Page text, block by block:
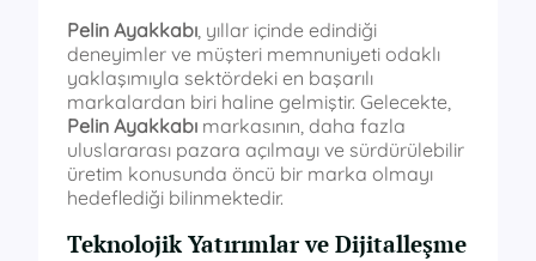
Pelin Ayakkabı , yıllar içinde edindiği
deneyimler ve müşteri memnuniyeti odaklı
yaklaşımıyla sektördeki en başarılı
markalardan biri haline gelmiştir. Gelecekte,
Pelin Ayakkabı markasının, daha fazla
uluslararası pazara açılmayı ve sürdürülebilir
üretim konusunda öncü bir marka olmayı
hedeflediği bilinmektedir.
Teknolojik Yatırımlar ve Dijitalleşme